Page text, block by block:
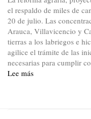
el respaldo de miles de
20 de julio. Las
Arauca, Villavicencio y
tierras a los labriegos e
agilice el trámite de las
necesarias para cumplir
Lee más